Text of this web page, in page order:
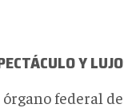
Y
órgano federal